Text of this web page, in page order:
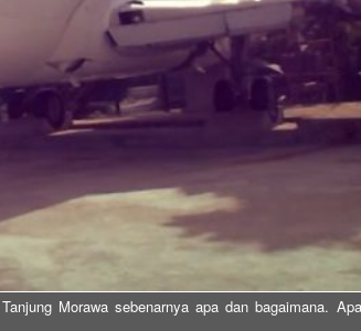
Morawa sebenarnya apa dan bagaimana.